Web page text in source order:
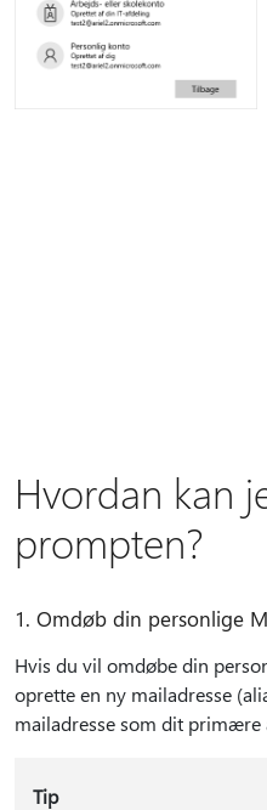
Hvordan kan
prompten?
1. Omdøb din personlige
Hvis du vil omdøbe din
oprette en ny mailadresse
mailadresse som dit primære
Tip